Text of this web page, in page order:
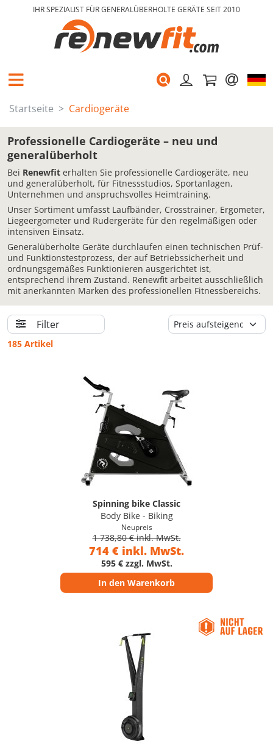
IHR SPEZIALIST FÜR GENERALÜBERHOLTE GERÄTE SEIT 2010
Startseite Cardiogeräte
Professionelle Cardiogeräte – neu und
generalüberholt
Bei Renewfit erhalten Sie professionelle Cardiogeräte, neu
und generalüberholt, für Fitnessstudios, Sportanlagen,
Unternehmen und anspruchsvolles Heimtraining.
Unser Sortiment umfasst Laufbänder, Crosstrainer, Ergometer,
Liegeergometer und Rudergeräte für den regelmäßigen oder
intensiven Einsatz.
Generalüberholte Geräte durchlaufen einen technischen Prüf-
und Funktionstestprozess, der auf Betriebssicherheit und
ordnungsgemäßes Funktionieren ausgerichtet ist,
entsprechend ihrem Zustand. Renewfit arbeitet ausschließlich
mit anerkannten Marken des professionellen Fitnessbereichs.
Filter
185 Artikel
Spinning bike Classic
Body Bike - Biking
Neupreis
1 738,80 € inkl. MwSt.
714 € inkl. MwSt.
595 € zzgl. MwSt.
In den Warenkorb